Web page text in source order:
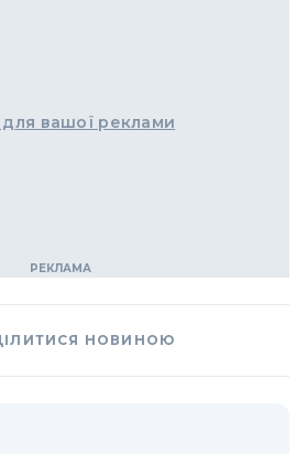
для вашої реклами
НОВИНОЮ